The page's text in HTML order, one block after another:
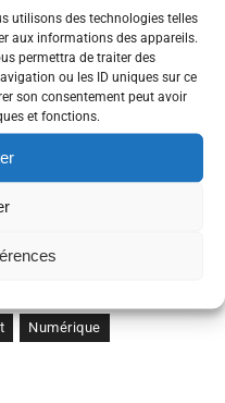
utilisons des technologies telles
aux informations des appareils.
permettra de traiter des
ou les ID uniques sur ce
son consentement peut avoir
et fonctions.
un moyen d’y
participative ?
d’une part, l’arrivée de
à une ré-
un modèle désintermédié
nouveaux modes
des consommateurs dans
des biens
le rôle du numérique
Numérique